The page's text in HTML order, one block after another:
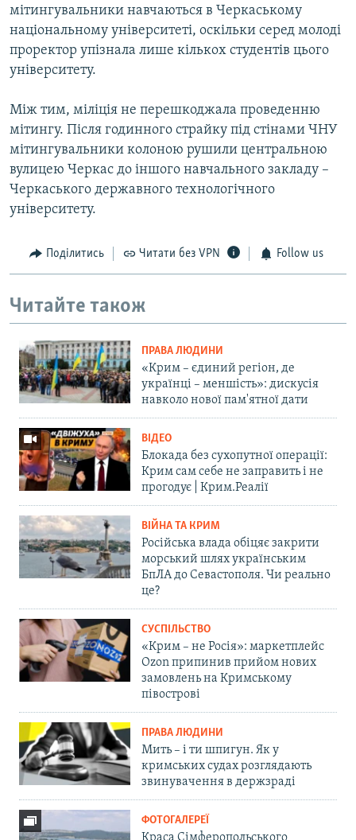
мітингувальники навчаються в Черкаському
національному університеті, оскільки серед молоді
проректор упізнала лише кількох студентів цього
університету.
Між тим, міліція не перешкоджала проведенню
мітингу. Після годинного страйку під стінами ЧНУ
мітингувальники колоною рушили центральною
вулицею Черкас до іншого навчального закладу –
Черкаського державного технологічного
університету.
Поділитись Читати без VPN Follow us
Читайте також
ПРАВА ЛЮДИНИ
«Крим – єдиний регіон, де
українці – меншість»: дискусія
навколо нової пам'ятної дати
ВІДЕО
Блокада без сухопутної операції:
Крим сам себе не заправить і не
прогодує | Крим.Реалії
ВІЙНА ТА КРИМ
Російська влада обіцяє закрити
морський шлях українським
БпЛА до Севастополя. Чи реально
це?
СУСПІЛЬСТВО
«Крим – не Росія»: маркетплейс
Ozon припинив прийом нових
замовлень на Кримському
півострові
ПРАВА ЛЮДИНИ
Мить – і ти шпигун. Як у
кримських судах розглядають
звинувачення в держзраді
ФОТОГАЛЕРЕЇ